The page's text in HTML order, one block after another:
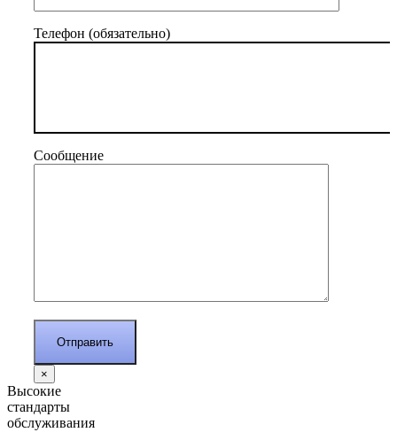
Телефон (обязательно)
Сообщение
×
Высокие
стандарты
обслуживания